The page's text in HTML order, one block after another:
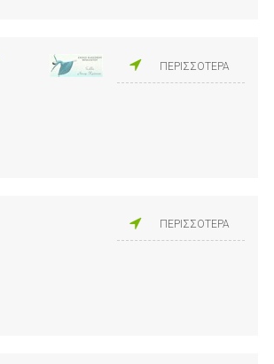
ΠΕΡΙΣΣΟΤΕΡΑ
ΠΕΡΙΣΣΟΤΕΡΑ